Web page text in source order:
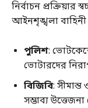
নির্বাচন প্রক্রিয়ার
আইনশৃঙ্খলা বাহিনী
পুলিশ:
ভোটারদের
বিজিবি:
সম্ভাব্য